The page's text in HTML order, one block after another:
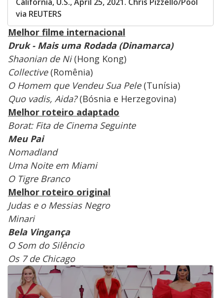
via REUTERS
Melhor filme internacional
Druk - Mais uma Rodada (Dinamarca)
Shaonian de Ni(Hong Kong)
Collective(Romênia)
O Homem que Vendeu Sua Pele(Tunísia)
Quo vadis, Aida?(Bósnia e Herzegovina)
Melhor roteiro adaptado
Borat: Fita de Cinema Seguinte
Meu Pai
Nomadland
Uma Noite em Miami
O Tigre Branco
Melhor roteiro original
Judas e o Messias Negro
Minari
Bela Vingança
O Som do Silêncio
Os 7 de Chicago